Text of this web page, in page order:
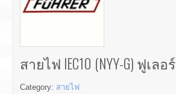
สายไฟ IEC10 (NYY-G) ฟูเลอร์
Category: สายไฟ